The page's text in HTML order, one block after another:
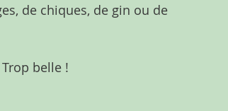
de chiques, de gin ou de
Trop belle !